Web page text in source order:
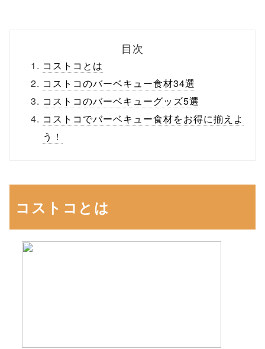
目次
コストコとは
コストコのバーベキュー食材34選
コストコのバーベキューグッズ5選
コストコでバーベキュー食材をお得に揃えよ
う！
コストコとは